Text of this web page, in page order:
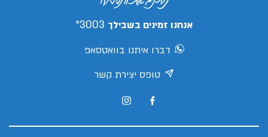
אנחנו זמינים בשבילך 3003*
דברו איתנו בוואטסאפ
טופס יצירת קשר